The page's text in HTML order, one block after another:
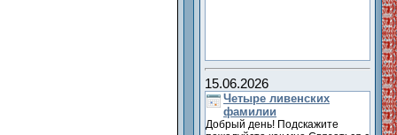
15.06.2026
Четыре ливенских
фамилии
Добрый день! Подскажите